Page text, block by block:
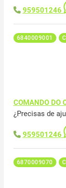
959501246
6840009001
COMANDO DO
¿Precisas de
959501246
6870009070